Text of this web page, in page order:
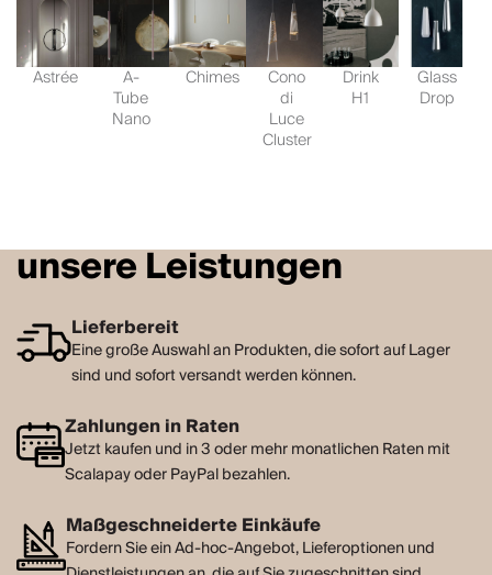
Astrée A-
Tube
Nano
Chimes Cono
di
Luce
Cluster
Drink
H1
Glass
Drop
unsere Leistungen
Lieferbereit
Eine große Auswahl an Produkten, die sofort auf Lager
sind und sofort versandt werden können.
Zahlungen in Raten
Jetzt kaufen und in 3 oder mehr monatlichen Raten mit
Scalapay oder PayPal bezahlen.
Maßgeschneiderte Einkäufe
Fordern Sie ein Ad-hoc-Angebot, Lieferoptionen und